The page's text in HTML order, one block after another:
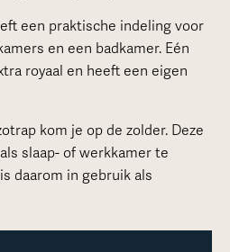
een praktische indeling voor
en een badkamer. Eén
royaal en heeft een eigen
kom je op de zolder. Deze
slaap- of werkkamer te
daarom in gebruik als